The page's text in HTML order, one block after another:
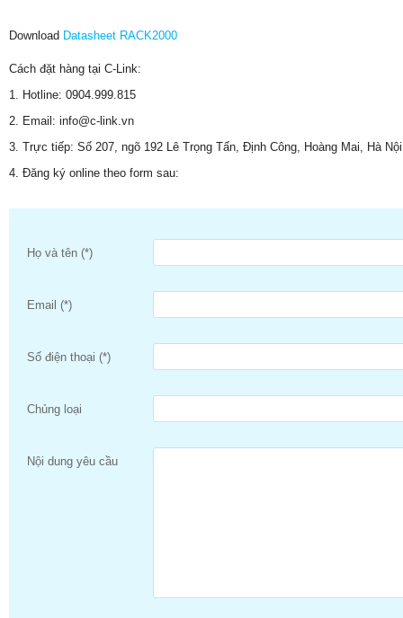
Download Datasheet RACK2000
Cách đặt hàng tại C-Link:
1. Hotline: 0904.999.815
2. Email: info@c-link.vn
3. Trực tiếp: Số 207, ngõ 192 Lê Trọng Tấn, Định Công, Hoàng Mai, Hà Nội
4. Đăng ký online theo form sau:
Họ và tên (*)
Email (*)
Số điện thoại (*)
Chủng loại
Nội dung yêu cầu